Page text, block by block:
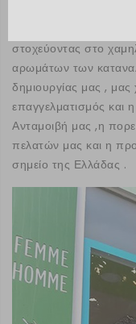
δημιουργήθηκαν με
καλύτερη δυνατή
στοχεύοντας στο
αρωμάτων των
δημιουργίας μας , μας
επαγγελματισμός και η
Ανταμοιβή μας ,η
πελατών μας και η
σημείο της Ελλάδας .